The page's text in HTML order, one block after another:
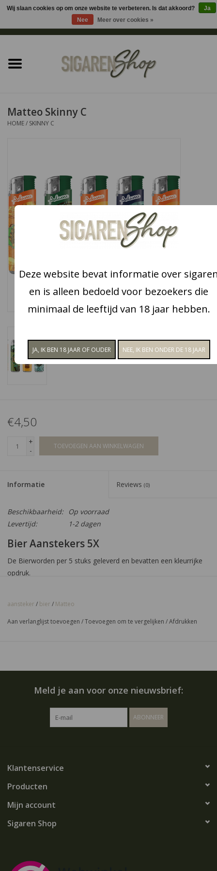
Sigaren accessoires
Headshop
Cadeau
Snoep
Aanbiedingen
Koffie en thee
Matteo Skinny C
HOME/ SKINNY C
€4,50
+
-
TOEVOEGEN AAN WINKELWAGEN
Informatie Reviews (0)
Beschikbaarheid:
Op voorraad
Levertijd:
1-2 dagen
Bier Aanstekers 5X
De Bierworden per 5 stuks geleverd en bevatten een kleurrijke
opdruk.
stuur een e-mail naar
aansteker / bier / Matteo
Aan verlanglijst toevoegen /Toevoegen om te vergelijken /Afdrukken
Meld je aan voor onze nieuwsbrief:
ABONNEER
Klantenservice
Producten
Mijn account
Sigaren Shop
Wij slaan cookies op om onze website te verbeteren. Is dat akkoord?
Ja
Nee
Meer over cookies »
Deze website bevat informatie over
en is alleen bedoeld voor bezoekers die
minimaal de leeftijd van 18 jaar hebben.